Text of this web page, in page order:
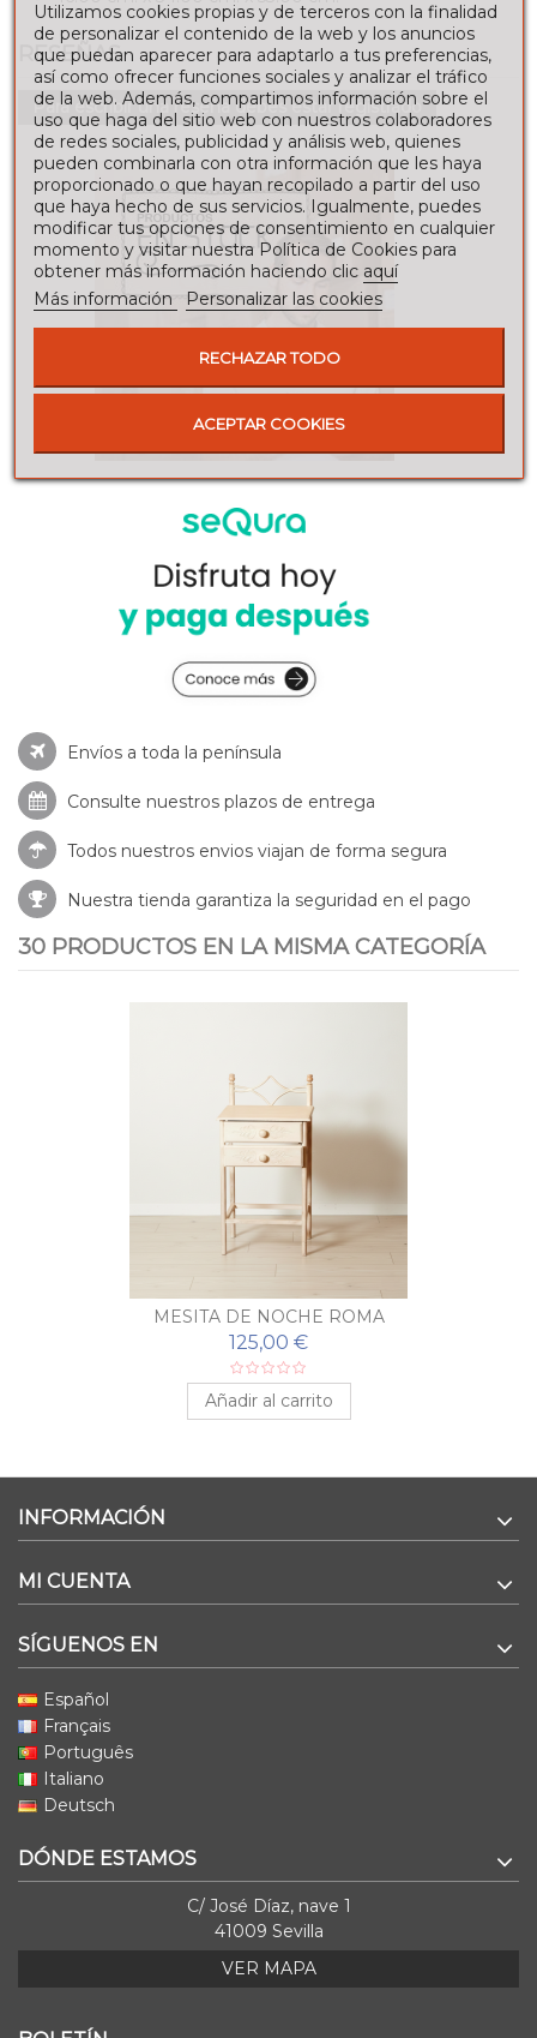
RESEÑAS
Para escribir una reseña debes estar registrado
Envíos a toda la península
Consulte nuestros plazos de entrega
Todos nuestros envios viajan de forma segura
Nuestra tienda garantiza la seguridad en el pago
30 PRODUCTOS EN LA MISMA CATEGORÍA
MESITA DE NOCHE ROMA
125,00 €
Añadir al carrito
INFORMACIÓN
MI CUENTA
SÍGUENOS EN
Español
Français
Português
Italiano
Deutsch
DÓNDE ESTAMOS
C/ José Díaz, nave 1
41009 Sevilla
VER MAPA
Utilizamos cookies propias y de terceros con la finalidad
de personalizar el contenido de la web y los anuncios
que puedan aparecer para adaptarlo a tus preferencias,
así como ofrecer funciones sociales y analizar el tráfico
de la web. Además, compartimos información sobre el
uso que haga del sitio web con nuestros colaboradores
de redes sociales, publicidad y análisis web, quienes
pueden combinarla con otra información que les haya
proporcionado o que hayan recopilado a partir del uso
que haya hecho de sus servicios. Igualmente, puedes
modificar tus opciones de consentimiento en cualquier
momento y visitar nuestra Política de Cookies para
obtener más información haciendo clic aquí
Más información
Personalizar las cookies
RECHAZAR TODO
ACEPTAR COOKIES